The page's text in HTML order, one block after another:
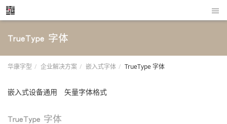
TrueType 字体
华康字型 企业解决方案 嵌入式字体 TrueType 字体
嵌入式设备通用 矢量字体格式
TrueType 字体